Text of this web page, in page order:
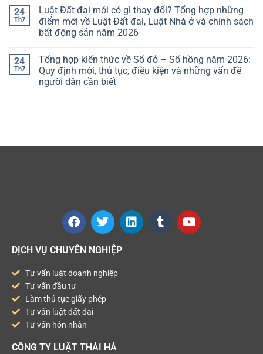
24
Th7
Luật Đất đai mới có gì thay đổi? Tổng hợp những
điểm mới về Luật Đất đai, Luật Nhà ở và chính sách
bất động sản năm 2026
24
Th7
Tổng hợp kiến thức về Sổ đỏ – Sổ hồng năm 2026:
Quy định mới, thủ tục, điều kiện và những vấn đề
người dân cần biết
DỊCH VỤ CHUYÊN NGHIỆP
Tư vấn luật doanh nghiệp
Tư vấn đầu tư
Làm thủ tục giấy phép
Tư vấn luật đất đai
Tư vấn hôn nhân
CÔNG TY LUẬT THÁI HÀ